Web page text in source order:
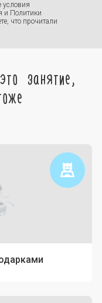
условия
и Политики
что прочитали
занятие,